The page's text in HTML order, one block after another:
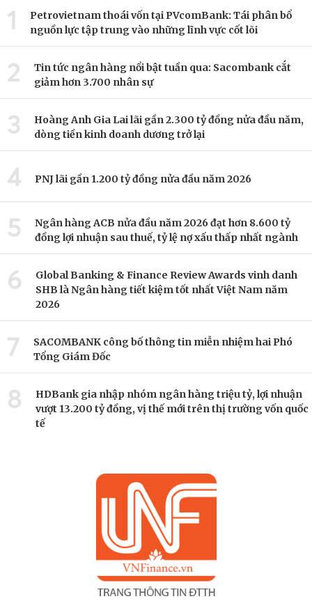
1
Petrovietnam thoái vốn tại PVcomBank: Tái phân bổ
nguồn lực tập trung vào những lĩnh vực cốt lõi
2
Tin tức ngân hàng nổi bật tuần qua: Sacombank cắt
giảm hơn 3.700 nhân sự
3
Hoàng Anh Gia Lai lãi gần 2.300 tỷ đồng nửa đầu năm,
dòng tiền kinh doanh dương trở lại
4 PNJ lãi gần 1.200 tỷ đồng nửa đầu năm 2026
5
Ngân hàng ACB nửa đầu năm 2026 đạt hơn 8.600 tỷ
đồng lợi nhuận sau thuế, tỷ lệ nợ xấu thấp nhất ngành
6
Global Banking & Finance Review Awards vinh danh
SHB là Ngân hàng tiết kiệm tốt nhất Việt Nam năm
2026
7
SACOMBANK công bố thông tin miễn nhiệm hai Phó
Tổng Giám Đốc
8
HDBank gia nhập nhóm ngân hàng triệu tỷ, lợi nhuận
vượt 13.200 tỷ đồng, vị thế mới trên thị trường vốn quốc
tế